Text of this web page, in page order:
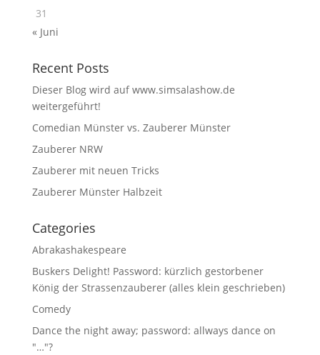
31
« Juni
Recent Posts
Dieser Blog wird auf www.simsalashow.de
weitergeführt!
Comedian Münster vs. Zauberer Münster
Zauberer NRW
Zauberer mit neuen Tricks
Zauberer Münster Halbzeit
Categories
Abrakashakespeare
Buskers Delight! Password: kürzlich gestorbener
König der Strassenzauberer (alles klein geschrieben)
Comedy
Dance the night away; password: allways dance on
"…"?